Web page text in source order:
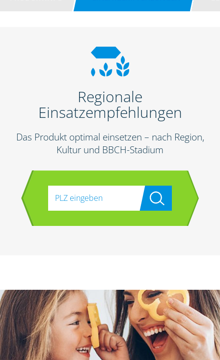
Regionale
Einsatzempfehlungen
Das Produkt optimal einsetzen – nach Region,
Kultur und BBCH-Stadium